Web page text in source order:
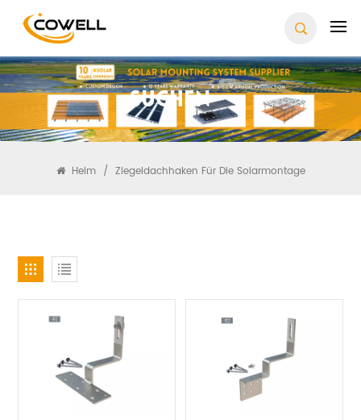
Suchen
Heim / Ziegeldachhaken Für Die Solarmontage